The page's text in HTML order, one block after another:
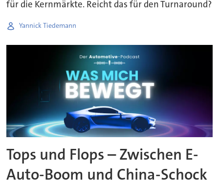
für die Kernmärkte. Reicht das für den Turnaround?
Yannick Tiedemann
Tops und Flops – Zwischen E-
Auto-Boom und China-Schock